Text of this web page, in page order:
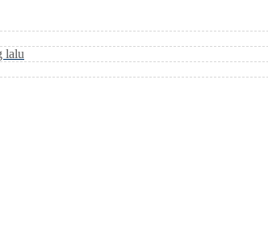
lalu